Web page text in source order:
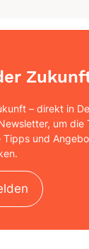
– direkt in
um die
Tipps und